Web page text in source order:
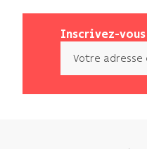
Inscrivez-
n’utilise